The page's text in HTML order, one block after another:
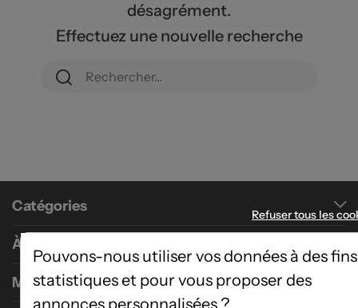
désagrément.
Effectuez une nouvelle recherche
Catégories
À propos
Magasins
Refuser tous les
Pouvons-nous utiliser vos données à des fins
statistiques et pour vous proposer des
annonces personnalisées ?